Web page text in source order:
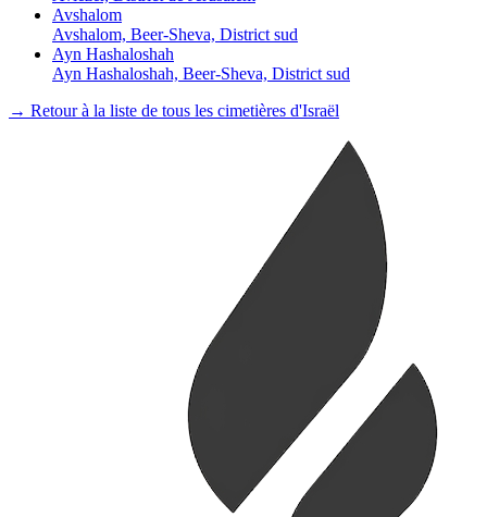
Avshalom
Avshalom, Beer-Sheva, District sud
Ayn Hashaloshah
Ayn Hashaloshah, Beer-Sheva, District sud
→ Retour à la liste de tous les cimetières d'Israël